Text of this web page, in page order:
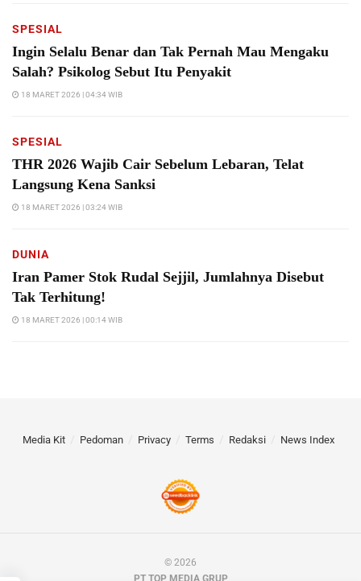
SPESIAL
Ingin Selalu Benar dan Tak Pernah Mau Mengaku
Salah? Psikolog Sebut Itu Penyakit
18 MARET 2026 | 04:34 WIB
SPESIAL
THR 2026 Wajib Cair Sebelum Lebaran, Telat
Langsung Kena Sanksi
18 MARET 2026 | 03:24 WIB
DUNIA
Iran Pamer Stok Rudal Sejjil, Jumlahnya Disebut
Tak Terhitung!
18 MARET 2026 | 00:14 WIB
Media Kit Pedoman Privacy Terms Redaksi News Index
© 2026
PT TOP MEDIA GRUP